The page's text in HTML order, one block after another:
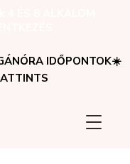
IDŐPONTOK☀️